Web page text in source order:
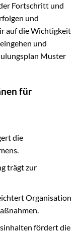
Fortschritt und
und
auf die Wichtigkeit
und
Muster
für
die
trägt zur
Organisation
fördert die